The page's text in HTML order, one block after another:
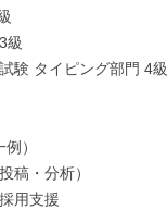
級
験 タイピング部門 4級
）
稿・分析）
用支援